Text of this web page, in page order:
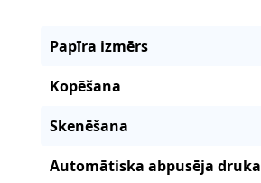
Papīra izmērs
Kopēšana
Skenēšana
Automātiska abpusēja druka